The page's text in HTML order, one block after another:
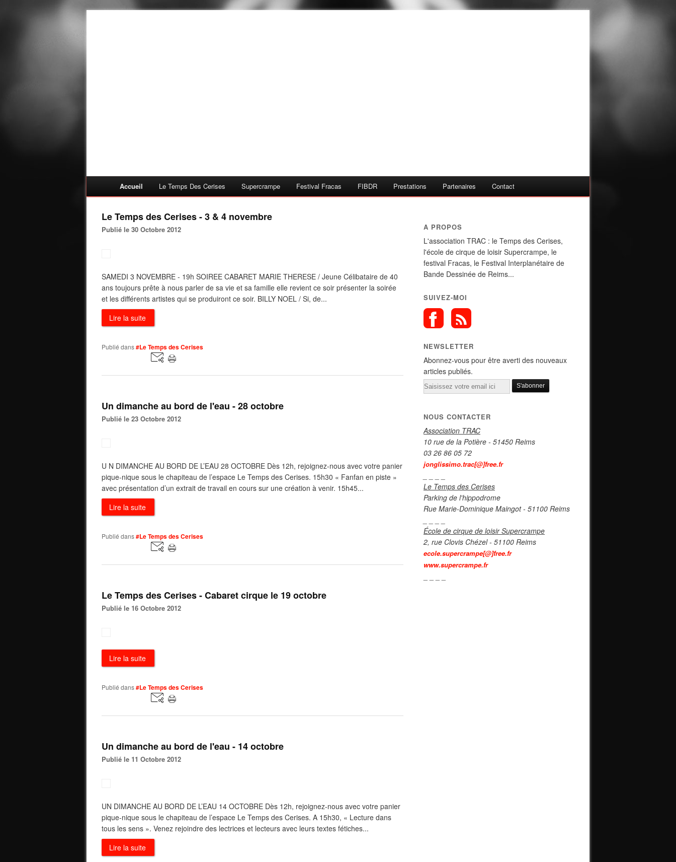
Accueil Le Temps Des Cerises Supercrampe Festival Fracas FIBDR Prestations Partenaires Contact
Le Temps des Cerises - 3 & 4 novembre
Publié le 30 Octobre 2012
SAMEDI 3 NOVEMBRE - 19h SOIREE CABARET MARIE THERESE / Jeune Célibataire de 40
ans toujours prête à nous parler de sa vie et sa famille elle revient ce soir présenter la soirée
et les différents artistes qui se produiront ce soir. BILLY NOEL / Si, de...
Lire la suite
Publié dans#Le Temps des Cerises
Un dimanche au bord de l'eau - 28 octobre
Publié le 23 Octobre 2012
U N DIMANCHE AU BORD DE L’EAU 28 OCTOBRE Dès 12h, rejoignez-nous avec votre panier
pique-nique sous le chapiteau de l’espace Le Temps des Cerises. 15h30 « Fanfan en piste »
avec présentation d’un extrait de travail en cours sur une création à venir. 15h45...
Lire la suite
Publié dans#Le Temps des Cerises
Le Temps des Cerises - Cabaret cirque le 19 octobre
Publié le 16 Octobre 2012
Lire la suite
Publié dans#Le Temps des Cerises
Un dimanche au bord de l'eau - 14 octobre
Publié le 11 Octobre 2012
UN DIMANCHE AU BORD DE L’EAU 14 OCTOBRE Dès 12h, rejoignez-nous avec votre panier
pique-nique sous le chapiteau de l’espace Le Temps des Cerises. A 15h30, « Lecture dans
tous les sens ». Venez rejoindre des lectrices et lecteurs avec leurs textes fétiches...
Lire la suite
A PROPOS
L'association TRAC : le Temps des Cerises,
l'école de cirque de loisir Supercrampe, le
festival Fracas, le Festival Interplanétaire de
Bande Dessinée de Reims...
SUIVEZ-MOI
NEWSLETTER
Abonnez-vous pour être averti des nouveaux
articles publiés.
Email
NOUS CONTACTER
Association TRAC
10 rue de la Potière - 51450 Reims
03 26 86 05 72
jonglissimo.trac[@]free.fr
Le Temps des Cerises
Parking de l'hippodrome
Rue Marie-Dominique Maingot - 51100 Reims
École de cirque de loisir Supercrampe
2, rue Clovis Chézel - 51100 Reims
ecole.supercrampe[@]free.fr
www.supercrampe.fr